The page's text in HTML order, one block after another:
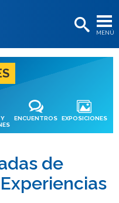
MENÚ
os
os
os
ENCUENTROS EXPOSICIONES
de